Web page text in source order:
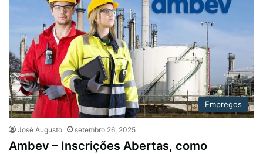
Empregos
José Augusto setembro 26, 2025
Ambev – Inscrições Abertas, como